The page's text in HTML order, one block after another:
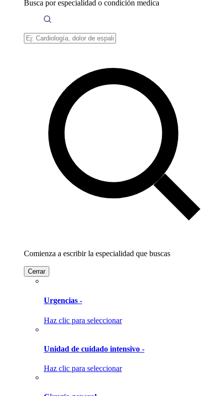
Busca por especialidad o condición medica
Comienza a escribir la especialidad que buscas
Cerrar
Urgencias -
Haz clic para seleccionar
Unidad de cuidado intensivo -
Haz clic para seleccionar